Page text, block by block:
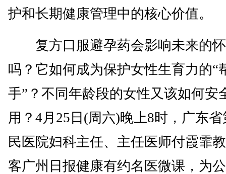
护和长期健康管理中的核心价值。
复方口服避孕药会影响未来的
吗？它如何成为保护女性生育力的“
手”？不同年龄段的女性又该如何安
用？4月25日(周六)晚上8时，广东
民医院妇科主任、主任医师付霞霏
客广州日报健康有约名医微课，为